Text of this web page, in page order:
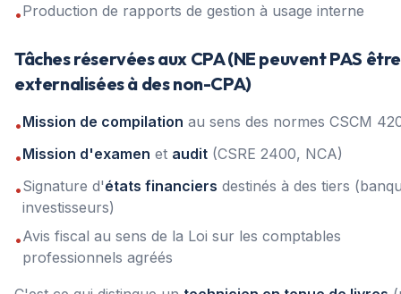
•Production de rapports de gestion à usage interne
Tâches réservées aux CPA (NE peuvent PAS être
externalisées à des non-CPA)
•Mission de compilation au sens des normes CSCM
•Mission d'examen et audit (CSRE 2400, NCA)
•Signature d'états financiers destinés à des tiers
investisseurs)
•Avis fiscal au sens de la Loi sur les comptables
professionnels agréés